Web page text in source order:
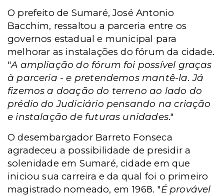
O prefeito de Sumaré, José Antonio
Bacchim, ressaltou a parceria entre os
governos estadual e municipal para
melhorar as instalações do fórum da cidade.
"A ampliação do fórum foi possível graças
à parceria - e pretendemos mantê-la. Já
fizemos a doação do terreno ao lado do
prédio do Judiciário pensando na criação
e instalação de futuras unidades."
O desembargador Barreto Fonseca
agradeceu a possibilidade de presidir a
solenidade em Sumaré, cidade em que
iniciou sua carreira e da qual foi o primeiro
magistrado nomeado, em 1968. "É provável